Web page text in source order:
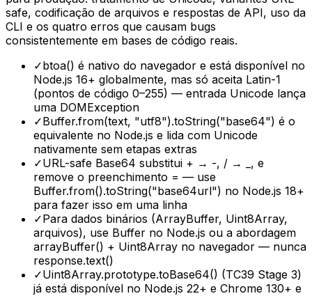
safe, codificação de arquivos e respostas de API, uso da
CLI e os quatro erros que causam bugs
consistentemente em bases de código reais.
✓btoa() é nativo do navegador e está disponível no
Node.js 16+ globalmente, mas só aceita Latin-1
(pontos de código 0–255) — entrada Unicode lança
uma DOMException
✓Buffer.from(text, "utf8").toString("base64") é o
equivalente no Node.js e lida com Unicode
nativamente sem etapas extras
✓URL-safe Base64 substitui + → -, / → _, e
remove o preenchimento = — use
Buffer.from().toString("base64url") no Node.js 18+
para fazer isso em uma linha
✓Para dados binários (ArrayBuffer, Uint8Array,
arquivos), use Buffer no Node.js ou a abordagem
arrayBuffer() + Uint8Array no navegador — nunca
response.text()
✓Uint8Array.prototype.toBase64() (TC39 Stage 3)
já está disponível no Node.js 22+ e Chrome 130+ e